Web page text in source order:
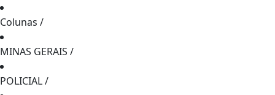
Colunas /
MINAS GERAIS /
POLICIAL/